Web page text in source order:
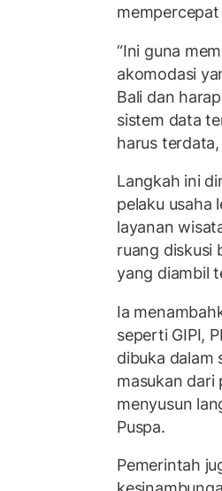
“Ini guna
akomodasi
Bali dan
sistem data
harus
Langkah ini
pelaku usaha
layanan
ruang diskusi
yang diambil
Ia
seperti GIPI,
dibuka dalam
masukan dari
menyusun
Puspa.
Pemerintah